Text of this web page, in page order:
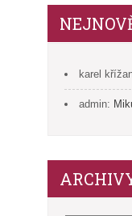
karel
admin: